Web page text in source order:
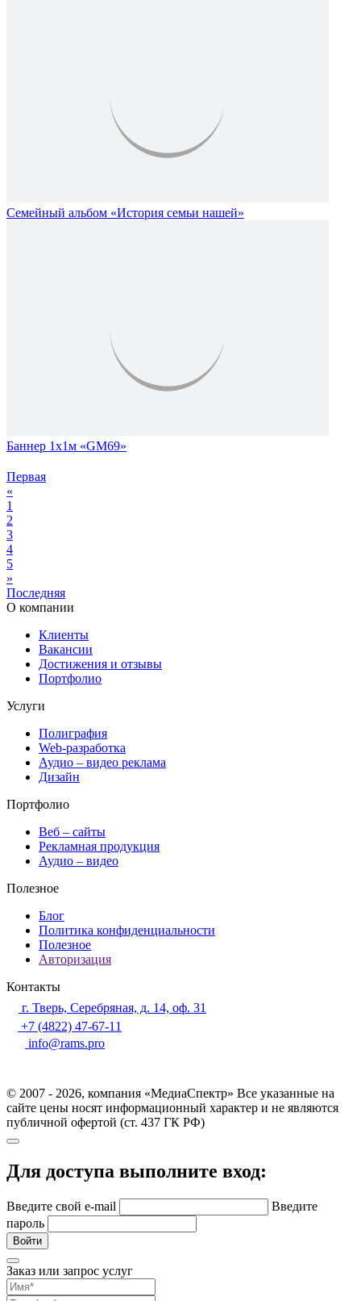
Семейный альбом «История семьи нашей»
Баннер 1х1м «GM69»
Первая
«
1
2
3
4
5
»
Последняя
О компании
Клиенты
Вакансии
Достижения и отзывы
Портфолио
Услуги
Полиграфия
Web-разработка
Аудио – видео реклама
Дизайн
Портфолио
Веб – сайты
Рекламная продукция
Аудио – видео
Полезное
Блог
Политика конфиденциальности
Полезное
Авторизация
Контакты
г. Тверь, Серебряная, д. 14, оф. 31
+7 (4822) 47-67-11
info@rams.pro
© 2007 - 2026, компания «МедиаСпектр» Все указанные на
сайте цены носят информационный характер и не являются
публичной офертой (ст. 437 ГК РФ)
Для доступа выполните вход:
Введите свой e-mail
Введите
пароль
Войти
Заказ или запрос услуг